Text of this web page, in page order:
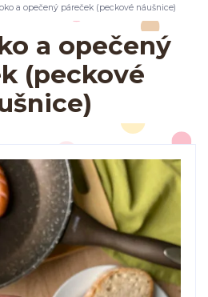
a opečený páreček (peckové náušnice)
a opečený
(peckové